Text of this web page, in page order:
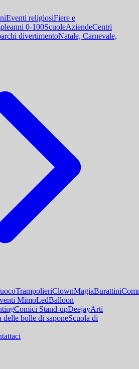
Eventi religiosiFiere e
0-100ScuoleAziendeCentri
divertimentoNatale, Carnevale,
TrampolieriClownMagiaBurattini
MimoLedBalloon
Comici Stand-upDeejayArti
delle bolle di saponeScuola di